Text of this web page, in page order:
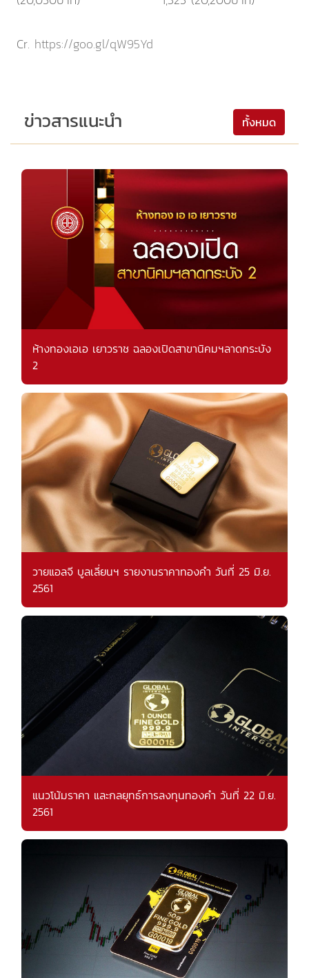
Cr. https://goo.gl/qW95Yd
ข่าวสารแนะนำ ทั้งหมด
ห้างทองเอเอ เยาวราช ฉลองเปิดสาขานิคมฯลาดกระบัง
2
วายแอลจี บูลเลี่ยนฯ รายงานราคาทองคำ วันที่ 25 มิ.ย.
2561
แนวโน้มราคา และกลยุทธ์การลงทุนทองคำ วันที่ 22 มิ.ย.
2561